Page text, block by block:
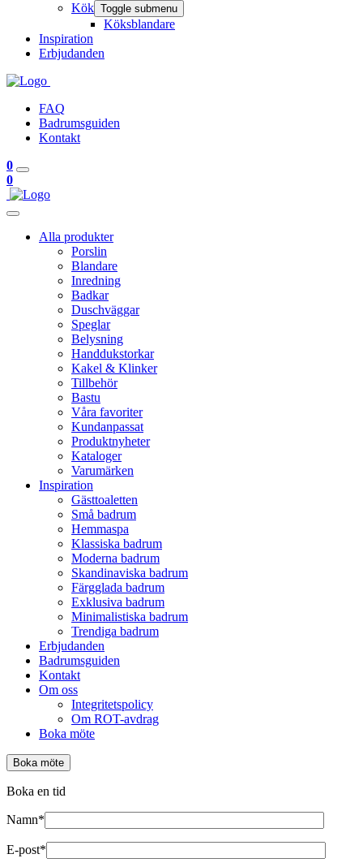
Kök Toggle submenu
Köksblandare
Inspiration
Erbjudanden
FAQ
Badrumsguiden
Kontakt
0
0
Alla produkter
Porslin
Blandare
Inredning
Badkar
Duschväggar
Speglar
Belysning
Handdukstorkar
Kakel & Klinker
Tillbehör
Bastu
Våra favoriter
Kundanpassat
Produktnyheter
Kataloger
Varumärken
Inspiration
Gästtoaletten
Små badrum
Hemmaspa
Klassiska badrum
Moderna badrum
Skandinaviska badrum
Färgglada badrum
Exklusiva badrum
Minimalistiska badrum
Trendiga badrum
Erbjudanden
Badrumsguiden
Kontakt
Om oss
Integritetspolicy
Om ROT-avdrag
Boka möte
Boka möte
Boka en tid
Namn*
E-post*